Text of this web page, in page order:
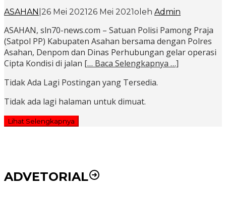
ASAHAN 26 Mei 202126 Mei 2021oleh Admin
ASAHAN, sln70-news.com – Satuan Polisi Pamong Praja
(Satpol PP) Kabupaten Asahan bersama dengan Polres
Asahan, Denpom dan Dinas Perhubungan gelar operasi
Cipta Kondisi di jalan [… Baca Selengkapnya …]
Tidak Ada Lagi Postingan yang Tersedia.
Tidak ada lagi halaman untuk dimuat.
Lihat Selengkapnya
ADVETORIAL